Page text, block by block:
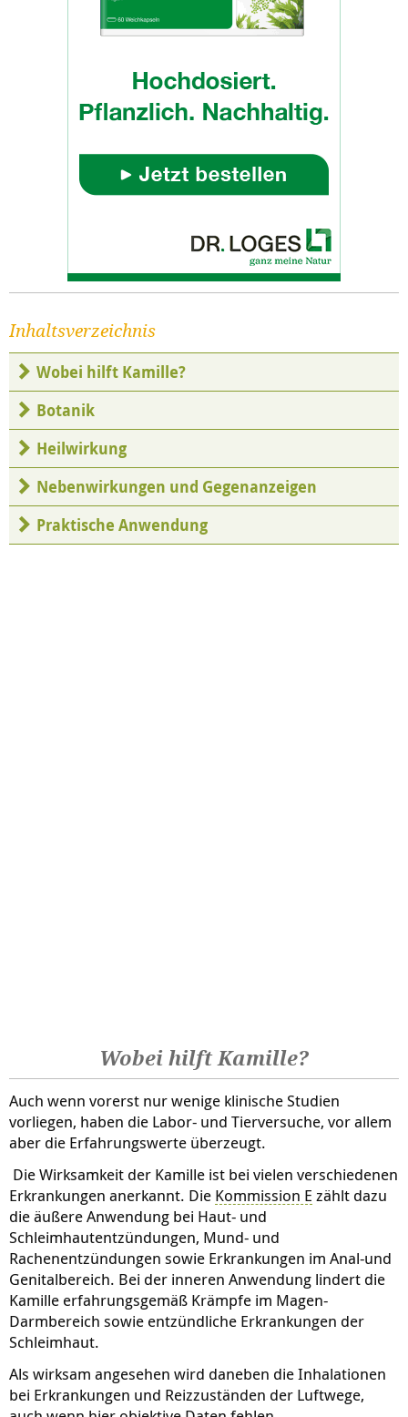
Inhaltsverzeichnis
Wobei hilft Kamille?
Botanik
Heilwirkung
Nebenwirkungen und Gegenanzeigen
Praktische Anwendung
Wobei hilft Kamille?
Auch wenn vorerst nur wenige klinische Studien
vorliegen, haben die Labor- und Tierversuche, vor allem
aber die Erfahrungswerte überzeugt.
Die Wirksamkeit der Kamille ist bei vielen verschiedenen
Erkrankungen anerkannt. Die Kommission E zählt dazu
die äußere Anwendung bei Haut- und
Schleimhautentzündungen, Mund- und
Rachenentzündungen sowie Erkrankungen im Anal-und
Genitalbereich. Bei der inneren Anwendung lindert die
Kamille erfahrungsgemäß Krämpfe im Magen-
Darmbereich sowie entzündliche Erkrankungen der
Schleimhaut.
Als wirksam angesehen wird daneben die Inhalationen
bei Erkrankungen und Reizzuständen der Luftwege,